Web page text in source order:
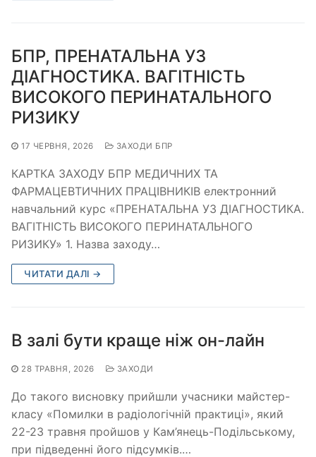
БПР, ПРЕНАТАЛЬНА УЗ
ДІАГНОСТИКА. ВАГІТНІСТЬ
ВИСОКОГО ПЕРИНАТАЛЬНОГО
РИЗИКУ
17 ЧЕРВНЯ, 2026 ЗАХОДИ БПР
КАРТКА ЗАХОДУ БПР МЕДИЧНИХ ТА
ФАРМАЦЕВТИЧНИХ ПРАЦІВНИКІВ електронний
навчальний курс «ПРЕНАТАЛЬНА УЗ ДІАГНОСТИКА.
ВАГІТНІСТЬ ВИСОКОГО ПЕРИНАТАЛЬНОГО
РИЗИКУ» 1. Назва заходу…
ЧИТАТИ ДАЛІ →
В залі бути краще ніж он-лайн
28 ТРАВНЯ, 2026 ЗАХОДИ
До такого висновку прийшли учасники майстер-
класу «Помилки в радіологічній практиці», який
22-23 травня пройшов у Кам’янець-Подільському,
при підведенні його підсумків.…